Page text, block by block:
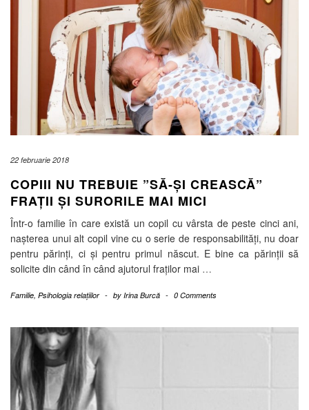
22 februarie 2018
COPIII NU TREBUIE ”SĂ-ȘI CREASCĂ”
FRAȚII ȘI SURORILE MAI MICI
Într-o familie în care există un copil cu vârsta de peste cinci ani,
nașterea unui alt copil vine cu o serie de responsabilități, nu doar
pentru părinți, ci și pentru primul născut. E bine ca părinții să
solicite din când în când ajutorul fraților mai …
Familie, Psihologia relațiilor - by Irina Burcă - 0 Comments